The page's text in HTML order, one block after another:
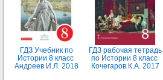
ГДЗ Учебник по
Истории 8 класс
Андреев И.Л. 2018
ГДЗ рабочая тетрадь
по Истории 8 класс
Кочегаров К.А. 2017